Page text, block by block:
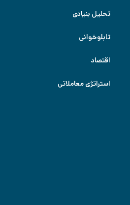
تحلیل بنیادی
تابلوخوانی
اقتصاد
استراتژی معاملاتی